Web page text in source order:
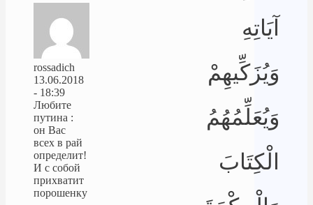
آيَاتِهِ
وَيُزَكِّيهِمْ
وَيُعَلِّمُهُمُ
الْكِتَابَ
rossadich
13.06.2018
- 18:39
Любите
путина :
он Вас
всех в рай
определит!
И с собой
прихватит
порошенку